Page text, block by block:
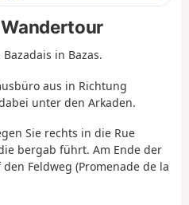
in Bazas.
aus in Richtung
unter den Arkaden.
Sie rechts in die Rue
bergab führt. Am Ende der
Feldweg (Promenade de la